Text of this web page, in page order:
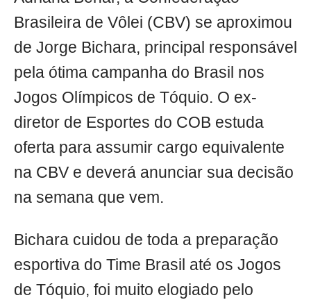
Brasileira de Vôlei (CBV) se aproximou
de Jorge Bichara, principal responsável
pela ótima campanha do Brasil nos
Jogos Olímpicos de Tóquio. O ex-
diretor de Esportes do COB estuda
oferta para assumir cargo equivalente
na CBV e deverá anunciar sua decisão
na semana que vem.
Bichara cuidou de toda a preparação
esportiva do Time Brasil até os Jogos
de Tóquio, foi muito elogiado pelo